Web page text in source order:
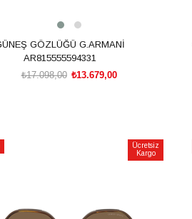
GÖZLÜĞÜ G.ARMANİ
AR815555594331
₺13.679,00
₺17.098,00
Ücretsiz
Kargo